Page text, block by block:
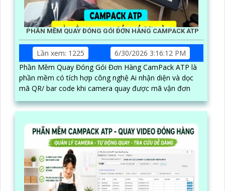
PHẦN MỀM QUAY ĐÓNG GÓI ĐƠN HÀNG CAMPACK ATP
Lần xem: 1225
6/30/2026 3:16:12 PM
Phần Mềm Quay Đóng Gói Đơn Hàng CamPack ATP là
phần mềm có tích hợp công nghệ Ai nhận diện và dọc
mã QR/ bar code khi camera quay được mã vận đơn